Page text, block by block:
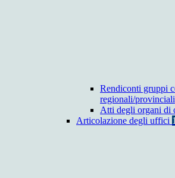
Rendiconti gruppi
regionali/provinciali
Atti degli organi di
Articolazione degli uffici 1